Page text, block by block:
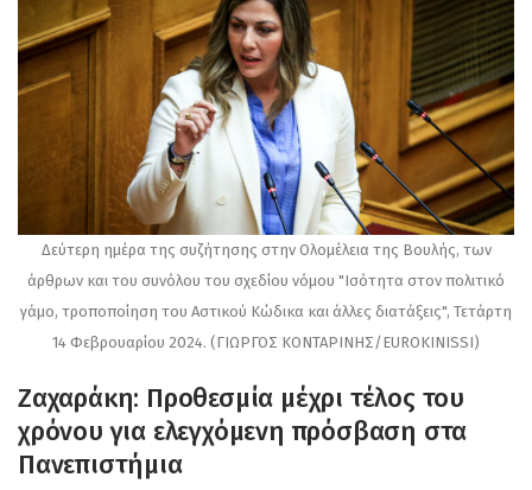
Δεύτερη ημέρα της συζήτησης στην Ολομέλεια της Βουλής, των
άρθρων και του συνόλου του σχεδίου νόμου "Ισότητα στον πολιτικό
γάμο, τροποποίηση του Αστικού Κώδικα και άλλες διατάξεις", Τετάρτη
14 Φεβρουαρίου 2024. (ΓΙΩΡΓΟΣ ΚΟΝΤΑΡΙΝΗΣ/EUROKINISSI)
Ζαχαράκη: Προθεσμία μέχρι τέλος του
χρόνου για ελεγχόμενη πρόσβαση στα
Πανεπιστήμια